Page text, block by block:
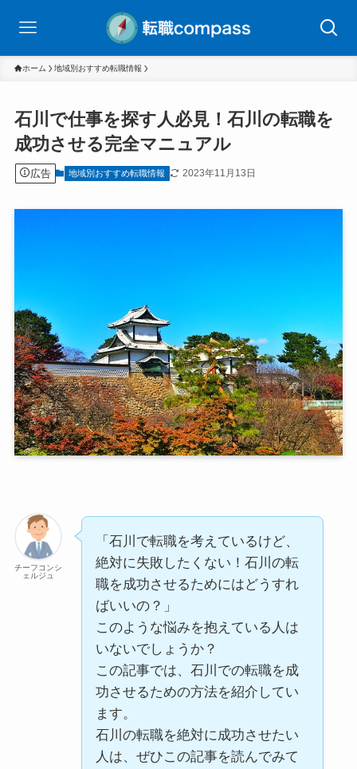
ホーム 地域別おすすめ転職情報
石川で仕事を探す人必見！石川の転職を
成功させる完全マニュアル
広告 地域別おすすめ転職情報 2023年11月13日
チーフコンシ
ェルジュ
「石川で転職を考えているけど、
絶対に失敗したくない！石川の転
職を成功させるためにはどうすれ
ばいいの？」
このような悩みを抱えている人は
いないでしょうか？
この記事では、石川での転職を成
功させるための方法を紹介してい
ます。
石川の転職を絶対に成功させたい
人は、ぜひこの記事を読んでみて